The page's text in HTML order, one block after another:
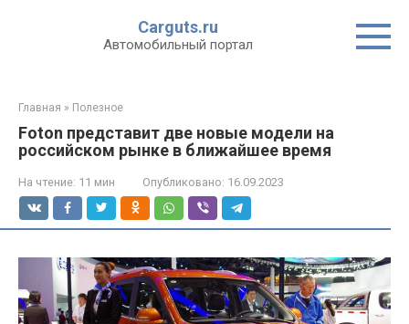
Carguts.ru
Автомобильный портал
Главная » Полезное
Foton представит две новые модели на
российском рынке в ближайшее время
На чтение: 11 мин Опубликовано: 16.09.2023